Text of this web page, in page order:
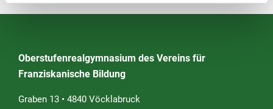
Oberstufenrealgymnasium des Vereins für
Franziskanische Bildung
Graben 13 • 4840 Vöcklabruck